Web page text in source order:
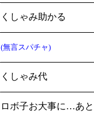
くしゃみ助かる
(無言スパチャ)
くしゃみ代
ロボ子お大事に…あ